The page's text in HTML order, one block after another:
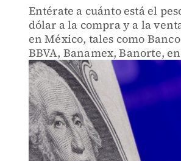
Entérate a cuánto está el
dólar a la compra y a la
en México, tales como
BBVA, Banamex, Banorte,